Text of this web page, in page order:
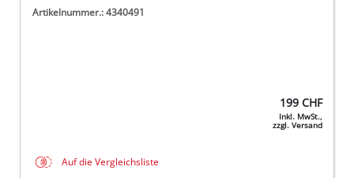
Artikelnummer.: 4340491
199 CHF
Inkl. MwSt.,
zzgl. Versand
Auf die Vergleichsliste